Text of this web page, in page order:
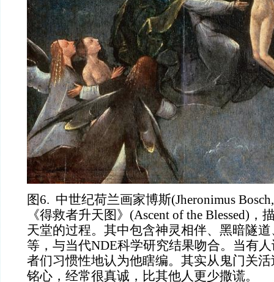
图6. 中世纪荷兰画家博斯(Jheronimus
《得救者升天图》(Ascent of the Blessed)，
天堂的过程。其中包含神灵相伴、黑暗隧
等，与当代NDE科学研究结果吻合。当有
者们习惯性地认为他瞎编。其实从鬼门关
铭心，经常很真诚，比其他人更少撒谎。